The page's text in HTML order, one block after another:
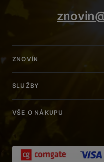
ZNOVÍN
SLUŽBY
VŠE O NÁKUPU